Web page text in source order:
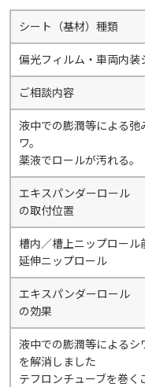
シート（基材）種類
偏光フィルム・車両内
ご相談内容
液中での膨潤等による
ワ。
薬液でロールが汚れる。
エキスパンダーロール
の取付位置
槽内／槽上ニップロール
延伸ニップロール
エキスパンダーロール
の効果
液中での膨潤等による
を解消しました
テフロンチューブを巻く